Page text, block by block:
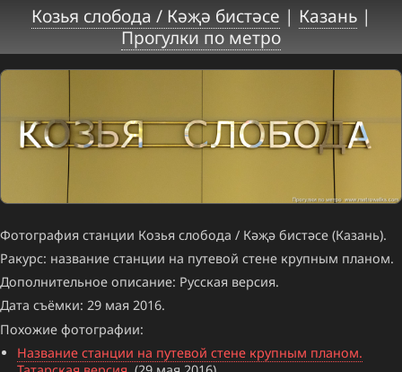
Козья слобода / Кәҗә бистәсе | Казань|
Прогулки по метро
Фотография станции Козья слобода / Кәҗә бистәсе (Казань).
Ракурс: название станции на путевой стене крупным планом.
Дополнительное описание: Русская версия.
Дата съёмки: 29 мая 2016.
Похожие фотографии:
Название станции на путевой стене крупным планом.